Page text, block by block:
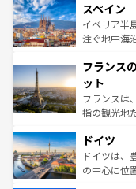
ろん、トス
景など、自
ピザやパス
ませてくれ
なお、新着
しい。
スペイン
イベリア半
注ぐ地中海
文化が根付
れる闘牛、
る。首都マ
アートに溢
せる。地方
ンテンツ一
フランス
ット
フランスは
指の観光地
で、幅広い
聖堂、美し
から魅了す
ドイツ
ドイツは、
の中心に位